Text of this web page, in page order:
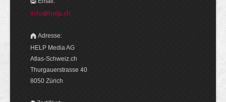
info@help.ch
Adresse:
HELP Media AG
Atlas-Schweiz.ch
Thurgauerstrasse 40
8050 Zürich